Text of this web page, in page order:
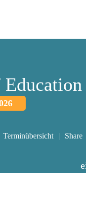
Education
Terminübersicht Share